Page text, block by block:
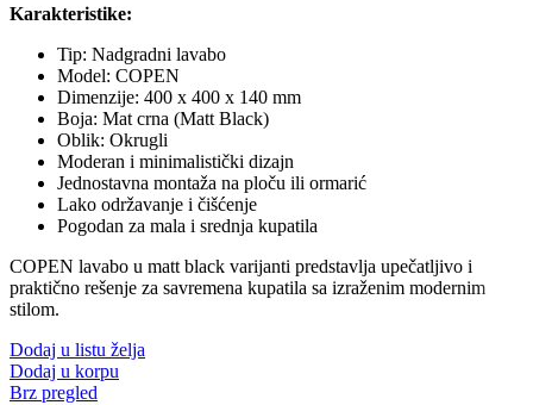
Karakteristike:
Tip: Nadgradni lavabo
Model: COPEN
Dimenzije: 400 x 400 x 140 mm
Boja: Mat crna (Matt Black)
Oblik: Okrugli
Moderan i minimalistički dizajn
Jednostavna montaža na ploču ili ormarić
Lako održavanje i čišćenje
Pogodan za mala i srednja kupatila
COPEN lavabo u matt black varijanti predstavlja upečatljivo i
praktično rešenje za savremena kupatila sa izraženim modernim
stilom.
Dodaj u listu želja
Dodaj u korpu
Brz pregled